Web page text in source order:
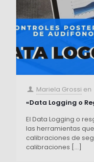
Mariela Grossi en
«Data Logging o
El Data Logging o
las herramientas
calibraciones de
calibraciones […]